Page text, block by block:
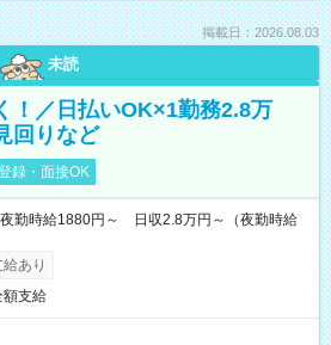
掲載日：2026.08.03
未読
！／日払いOK×1勤務2.8万
回りなど
録・面接OK
勤時給1880円～ 日収2.8万円～（夜勤時給
あり
額支給